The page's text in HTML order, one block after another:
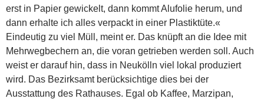
erst in Papier gewickelt, dann kommt Alufolie herum, und
dann erhalte ich alles verpackt in einer Plastiktüte.«
Eindeutig zu viel Müll, meint er. Das knüpft an die Idee mit
Mehrwegbechern an, die voran getrieben werden soll. Auch
weist er darauf hin, dass in Neukölln viel lokal produziert
wird. Das Bezirksamt berücksichtige dies bei der
Ausstattung des Rathauses. Egal ob Kaffee, Marzipan,